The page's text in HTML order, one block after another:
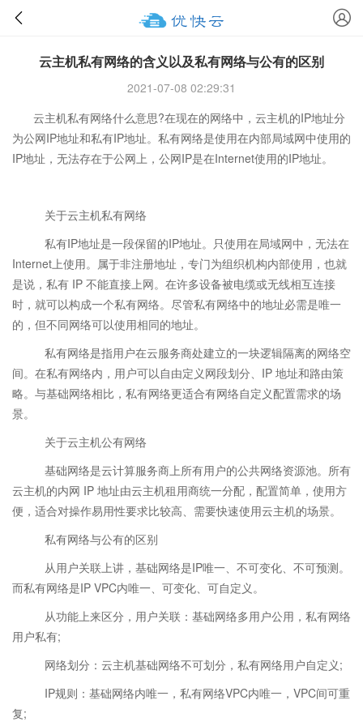
云主机私有网络的含义以及私有网络与公有的区别
2021-07-08 02:29:31
​云主机私有网络什么意思?在现在的网络中，云主机的IP地址分
为公网IP地址和私有IP地址。私有网络是使用在内部局域网中使用的
IP地址，无法存在于公网上，公网IP是在Internet使用的IP地址。
关于云主机私有网络
私有IP地址是一段保留的IP地址。只使用在局域网中，无法在
Internet上使用。属于非注册地址，专门为组织机构内部使用，也就
是说，私有 IP 不能直接上网。在许多设备被电缆或无线相互连接
时，就可以构成一个私有网络。尽管私有网络中的地址必需是唯一
的，但不同网络可以使用相同的地址。
私有网络是指用户在云服务商处建立的一块逻辑隔离的网络空
间。在私有网络内，用户可以自由定义网段划分、IP 地址和路由策
略。与基础网络相比，私有网络更适合有网络自定义配置需求的场
景。
关于云主机公有网络
基础网络是云计算服务商上所有用户的公共网络资源池。所有
云主机的内网 IP 地址由云主机租用商统一分配，配置简单，使用方
便，适合对操作易用性要求比较高、需要快速使用云主机的场景。
私有网络与公有的区别
从用户关联上讲，基础网络是IP唯一、不可变化、不可预测。
而私有网络是IP VPC内唯一、可变化、可自定义。
从功能上来区分，用户关联：基础网络多用户公用，私有网络
用户私有;
网络划分：云主机基础网络不可划分，私有网络用户自定义;
IP规则：基础网络内唯一，私有网络VPC内唯一，VPC间可重
复;